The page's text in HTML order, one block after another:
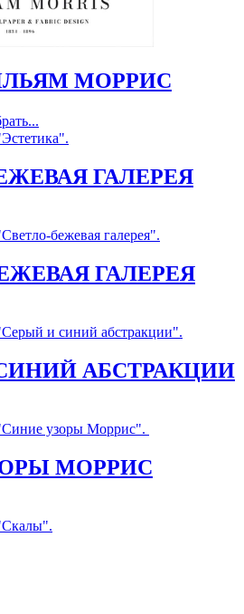
МОРРИС
ГАЛЕРЕЯ
ГАЛЕРЕЯ
АБСТРАКЦИИ
МОРРИС